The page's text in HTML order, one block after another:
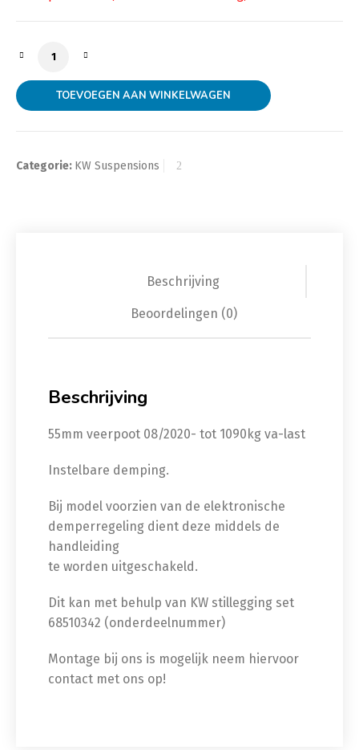
MK8 GTI - ST XA Schroefset 55mm 08/2020- tot
TOEVOEGEN AAN WINKELWAGEN
Categorie: KW Suspensions
Beschrijving
Beoordelingen (0)
Beschrijving
55mm veerpoot 08/2020- tot 1090kg va-last
Instelbare demping.
Bij model voorzien van de elektronische
demperregeling dient deze middels de
handleiding
te worden uitgeschakeld.
Dit kan met behulp van KW stillegging set
68510342 (onderdeelnummer)
Montage bij ons is mogelijk neem hiervoor
contact met ons op!